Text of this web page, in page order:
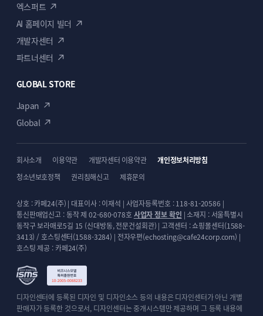
엑스퍼트
AI 홈페이지 빌더
개발자센터
파트너센터
GLOBAL STORE
Japan
Global
회사소개 이용약관 개발자센터 이용약관
개인정보처리방침
청소년보호정책
권리침해신고 제휴문의
상호 : 카페24(주) | 대표이사 : 이재석 | 사업자등록번호 : 118-81-20586 |
통신판매업신고 : 동작 제 02-680-078호사업자 정보 확인 | 소재지 : 서울특별시
동작구 보라매로5길 15 (신대방동, 전문건설회관) | 고객센터 : 쇼핑몰센터(1588-
3413) / 호스팅센터(1588-3284) | 전자우편(echosting@cafe24corp.com) |
호스팅 제공 : 카페24(주)
디자인센터에 등록된 디자인 및 디자인소스 등의 내용은 디자인센터가 아닌 개별
판매자가 등록한 것으로서, 디자인센터는 중개시스템만 제공하며 그 등록 내용에